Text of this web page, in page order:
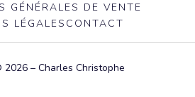
GÉNÉRALES DE VENTE
LÉGALES CONTACT
– Charles Christophe